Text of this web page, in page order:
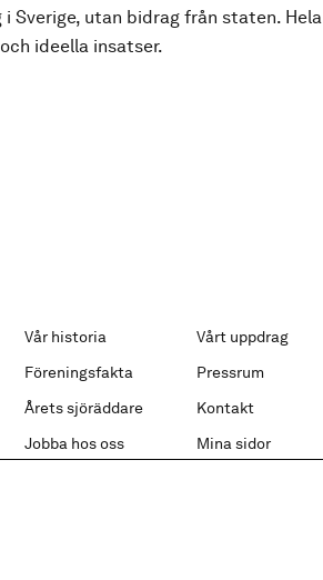
Sverige, utan bidrag från staten. Hela
ideella insatser.
Vår historia Vårt uppdrag
Föreningsfakta
Pressrum
Årets sjöräddare
Kontakt
Jobba hos oss
Mina sidor